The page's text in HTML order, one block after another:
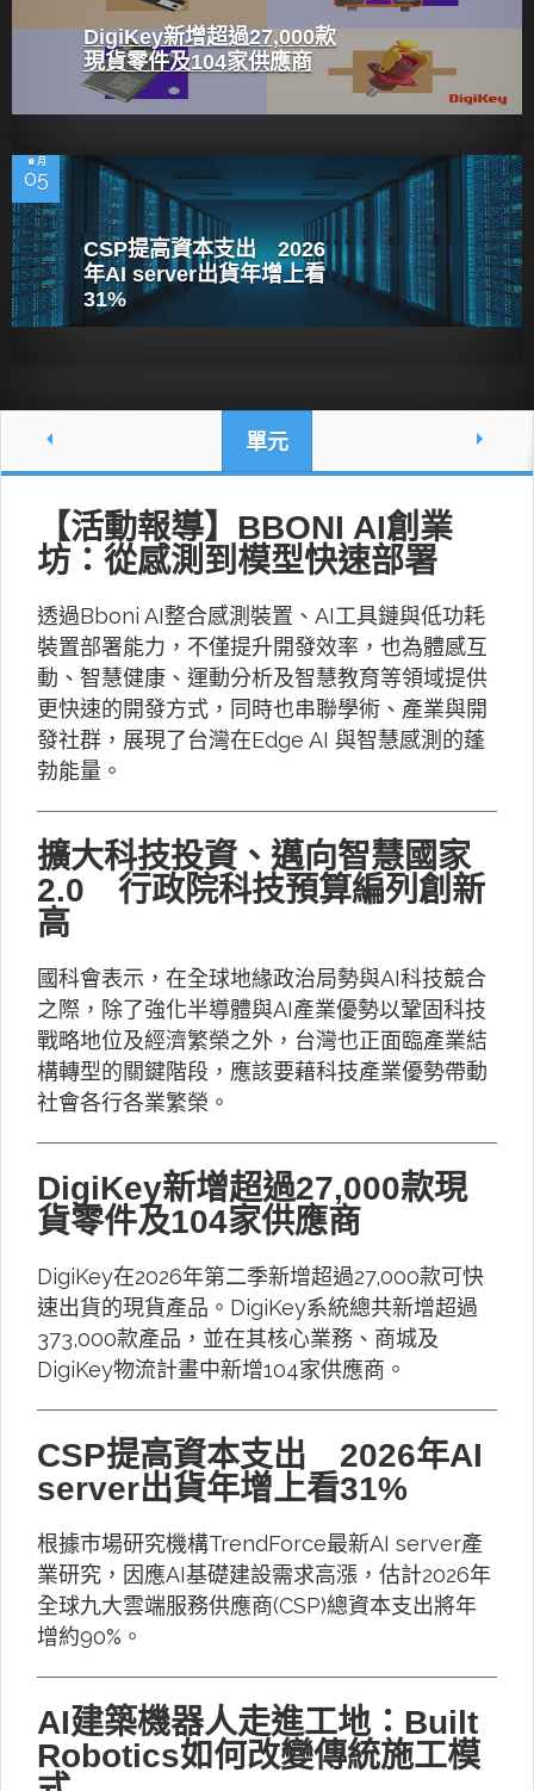
DigiKey新增超過27,000款
現貨零件及104家供應商
8 月
05
CSP提高資本支出 2026
年AI server出貨年增上看
31%
單元
【活動報導】BBONI AI創業
坊：從感測到模型快速部署
透過Bboni AI整合感測裝置、AI工具鏈與低功耗
裝置部署能力，不僅提升開發效率，也為體感互
動、智慧健康、運動分析及智慧教育等領域提供
更快速的開發方式，同時也串聯學術、產業與開
發社群，展現了台灣在Edge AI 與智慧感測的蓬
勃能量。
擴大科技投資、邁向智慧國家
2.0 行政院科技預算編列創新
高
國科會表示，在全球地緣政治局勢與AI科技競合
之際，除了強化半導體與AI產業優勢以鞏固科技
戰略地位及經濟繁榮之外，台灣也正面臨產業結
構轉型的關鍵階段，應該要藉科技產業優勢帶動
社會各行各業繁榮。
DigiKey新增超過27,000款現
貨零件及104家供應商
DigiKey在2026年第二季新增超過27,000款可快
速出貨的現貨產品。DigiKey系統總共新增超過
373,000款產品，並在其核心業務、商城及
DigiKey物流計畫中新增104家供應商。
CSP提高資本支出 2026年AI
server出貨年增上看31%
根據市場研究機構TrendForce最新AI server產
業研究，因應AI基礎建設需求高漲，估計2026年
全球九大雲端服務供應商(CSP)總資本支出將年
增約90%。
AI建築機器人走進工地：Built
Robotics如何改變傳統施工模